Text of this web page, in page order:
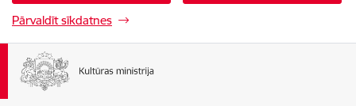
Pārvaldīt sīkdatnes